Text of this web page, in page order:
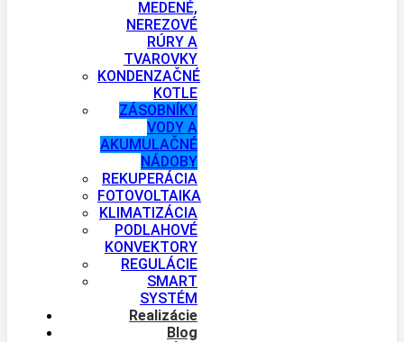
MEDENÉ,
NEREZOVÉ
RÚRY A
TVAROVKY
KONDENZAČNÉ
KOTLE
ZÁSOBNÍKY
VODY A
AKUMULAČNÉ
NÁDOBY
REKUPERÁCIA
FOTOVOLTAIKA
KLIMATIZÁCIA
PODLAHOVÉ
KONVEKTORY
REGULÁCIE
SMART
SYSTÉM
Realizácie
Blog